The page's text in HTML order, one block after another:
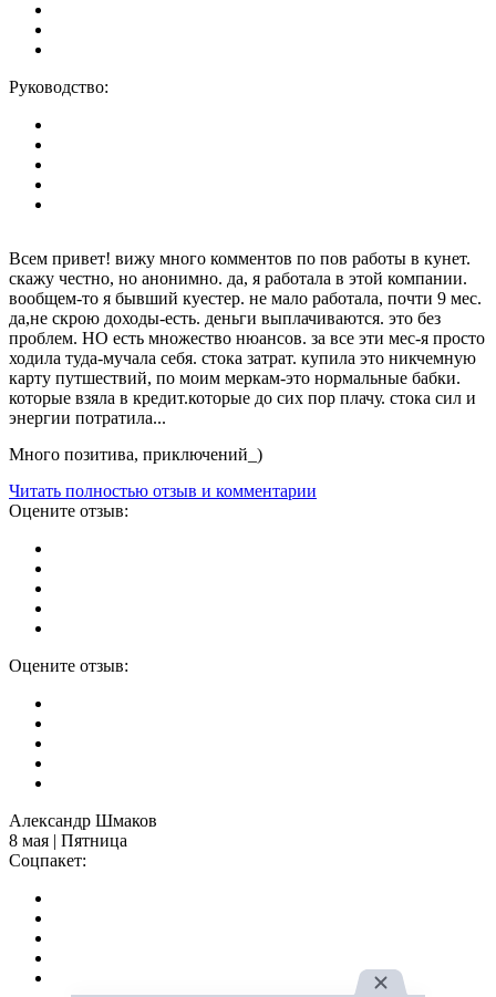
Руководство:
Всем привет! вижу много комментов по пов работы в кунет.
скажу честно, но анонимно. да, я работала в этой компании.
вообщем-то я бывший куестер. не мало работала, почти 9 мес.
да,не скрою доходы-есть. деньги выплачиваются. это без
проблем. НО есть множество нюансов. за все эти мес-я просто
ходила туда-мучала себя. стока затрат. купила это никчемную
карту путшествий, по моим меркам-это нормальные бабки.
которые взяла в кредит.которые до сих пор плачу. стока сил и
энергии потратила...
Много позитива, приключений_)
Читать полностью отзыв и комментарии
Оцените отзыв:
Оцените отзыв:
Александр Шмаков
8 мая | Пятница
Соцпакет: